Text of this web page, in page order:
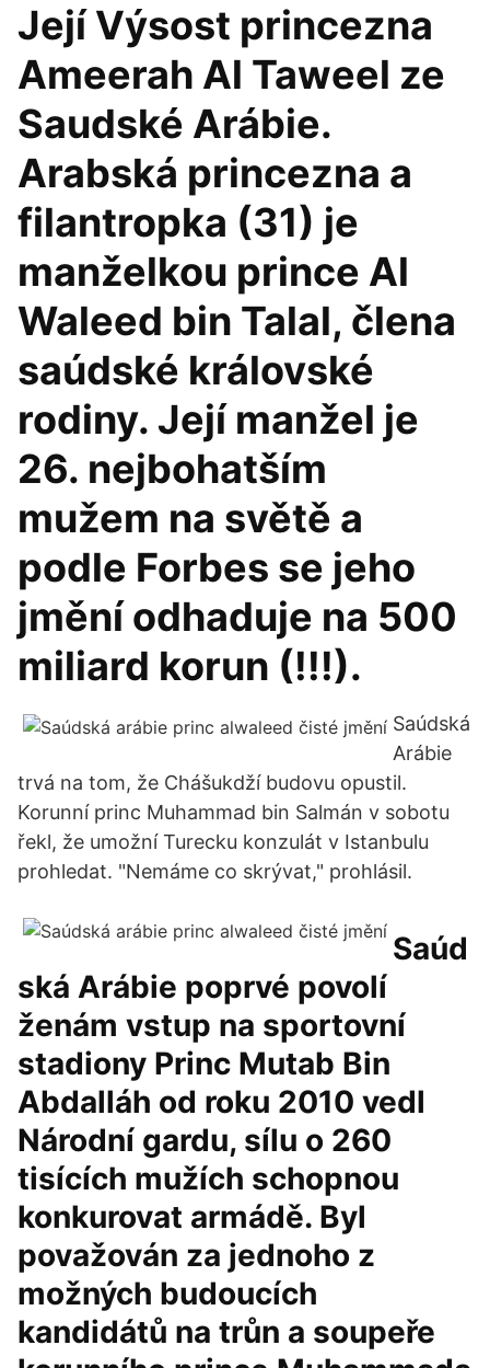
Její Výsost princezna
Ameerah Al Taweel ze
Saudské Arábie.
Arabská princezna a
filantropka (31) je
manželkou prince Al
Waleed bin Talal, člena
saúdské královské
rodiny. Její manžel je
26. nejbohatším
mužem na světě a
podle Forbes se jeho
jmění odhaduje na 500
miliard korun (!!!).
Saúdská
Arábie
trvá na tom, že Chášukdží budovu opustil.
Korunní princ Muhammad bin Salmán v sobotu
řekl, že umožní Turecku konzulát v Istanbulu
prohledat. "Nemáme co skrývat," prohlásil.
Saúd
ská Arábie poprvé povolí
ženám vstup na sportovní
stadiony Princ Mutab Bin
Abdalláh od roku 2010 vedl
Národní gardu, sílu o 260
tisících mužích schopnou
konkurovat armádě. Byl
považován za jednoho z
možných budoucích
kandidátů na trůn a soupeře